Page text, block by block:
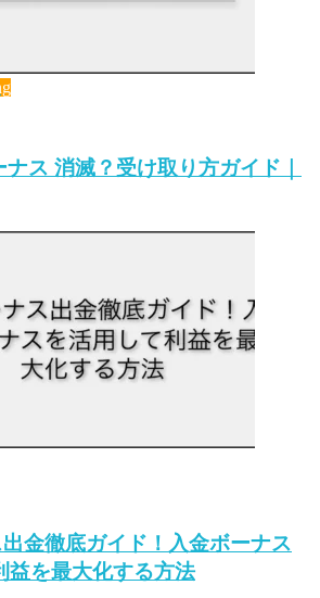
ス 消滅？受け取り方ガイド｜
金徹底ガイド！入金ボーナス
益を最大化する方法